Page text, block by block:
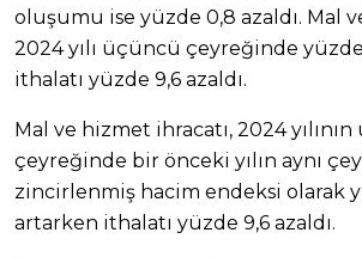
oluşumu ise yüzde 0,8 azaldı. Mal
2024 yılı üçüncü çeyreğinde
ithalatı yüzde 9,6 azaldı.
Mal ve hizmet ihracatı, 2024
çeyreğinde bir önceki yılın aynı
zincirlenmiş hacim endeksi olarak
artarken ithalatı yüzde 9,6 azaldı.